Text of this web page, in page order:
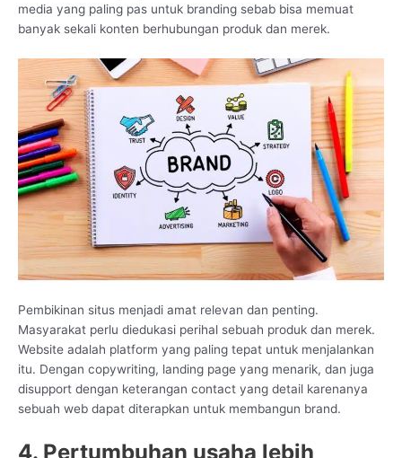
media yang paling pas untuk branding sebab bisa memuat
banyak sekali konten berhubungan produk dan merek.
Pembikinan situs menjadi amat relevan dan penting.
Masyarakat perlu diedukasi perihal sebuah produk dan merek.
Website adalah platform yang paling tepat untuk menjalankan
itu. Dengan copywriting, landing page yang menarik, dan juga
disupport dengan keterangan contact yang detail karenanya
sebuah web dapat diterapkan untuk membangun brand.
4. Pertumbuhan usaha lebih